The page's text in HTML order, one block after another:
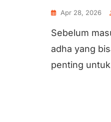
Apr 28, 2026
Sebelum
adha yang
penting